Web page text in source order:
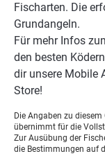
Fischarten. Die
Grundangeln.
Für mehr Infos
den besten
dir unsere Mobile
Store!
Die Angaben zu
übernimmt für die
Zur Ausübung der
die Bestimmungen auf